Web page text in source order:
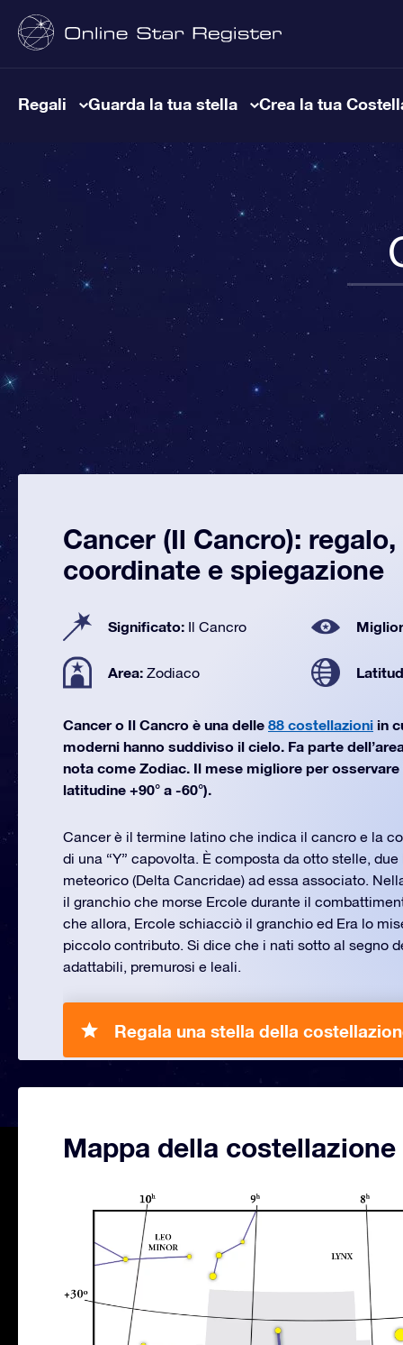
Regali Guarda la tua stella Crea la tua
Cancer (Il Cancro):
coordinate e spiegazione
Significato: Il Cancro
Area: Zodiaco
Cancer o Il Cancro è una delle 88 costellazioni in
moderni hanno suddiviso il cielo. Fa parte
nota come Zodiac. Il mese migliore per osservare
latitudine +90° a -60°).
Cancer è il termine latino che indica il cancro e la
di una “Y” capovolta. È composta da otto stelle,
meteorico (Delta Cancridae) ad essa associato.
il granchio che morse Ercole durante il
che allora, Ercole schiacciò il granchio ed Era lo
piccolo contributo. Si dice che i nati sotto al segno
adattabili, premurosi e leali.
Regala una stella della
Mappa della